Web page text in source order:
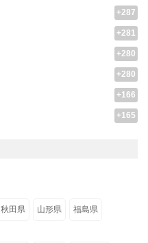
+287
+281
+280
+280
+166
+165
秋田県 山形県 福島県